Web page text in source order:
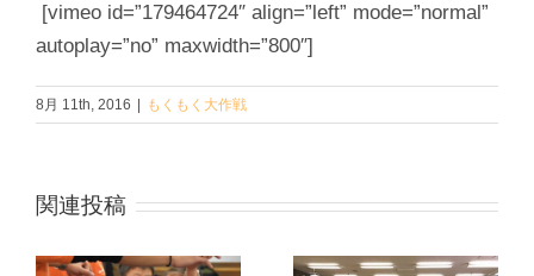
[vimeo id=”179464724″ align=”left” mode=”normal”
autoplay=”no” maxwidth=”800″]
8月 11th, 2016 もくもく大作戦
関連投稿